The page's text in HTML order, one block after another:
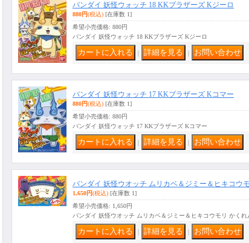
バンダイ 妖怪ウォッチ 18 KKブラザーズ Kジーロ
880円(税込) [在庫数 1]
希望小売価格: 880円
バンダイ 妖怪ウォッチ 18 KKブラザーズ Kジーロ
バンダイ 妖怪ウォッチ 17 KKブラザーズ Kコマー
880円(税込) [在庫数 1]
希望小売価格: 880円
バンダイ 妖怪ウォッチ 17 KKブラザーズ Kコマー
バンダイ 妖怪ウオッチ ムリカベ＆ジミー＆ヒキコウ
1,650円(税込) [在庫数 1]
希望小売価格: 1,650円
バンダイ 妖怪ウオッチ ムリカベ＆ジミー＆ヒキコウモリ かくれ